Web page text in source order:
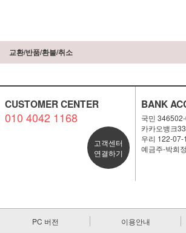
교환/반품/환불/취소
CUSTOMER CENTER
010 4042 1168
고객센터
연결하기
BANK
국민
카카오뱅크
우리 122-07-
예금주-박희
PC 버전 이용안내